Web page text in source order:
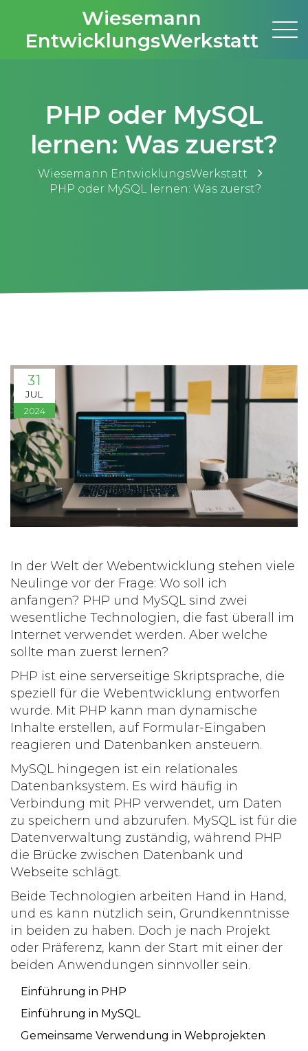
Wiesemann
EntwicklungsWerkstatt
PHP oder MySQL
lernen: Was zuerst?
Wiesemann EntwicklungsWerkstatt
PHP oder MySQL lernen: Was zuerst?
31
JUL
2024
In der Welt der Webentwicklung stehen viele
Neulinge vor der Frage: Wo soll ich
anfangen? PHP und MySQL sind zwei
wesentliche Technologien, die fast überall im
Internet verwendet werden. Aber welche
sollte man zuerst lernen?
PHP ist eine serverseitige Skriptsprache, die
speziell für die Webentwicklung entworfen
wurde. Mit PHP kann man dynamische
Inhalte erstellen, auf Formular-Eingaben
reagieren und Datenbanken ansteuern.
MySQL hingegen ist ein relationales
Datenbanksystem. Es wird häufig in
Verbindung mit PHP verwendet, um Daten
zu speichern und abzurufen. MySQL ist für die
Datenverwaltung zuständig, während PHP
die Brücke zwischen Datenbank und
Webseite schlägt.
Beide Technologien arbeiten Hand in Hand,
und es kann nützlich sein, Grundkenntnisse
in beiden zu haben. Doch je nach Projekt
oder Präferenz, kann der Start mit einer der
beiden Anwendungen sinnvoller sein.
Einführung in PHP
Einführung in MySQL
Gemeinsame Verwendung in Webprojekten